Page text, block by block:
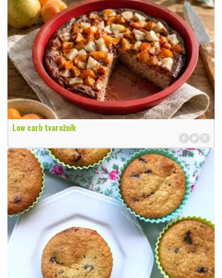
Low carb tvarožník